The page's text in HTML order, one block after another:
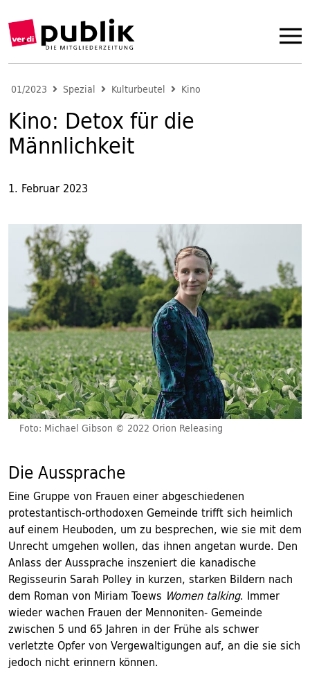
01/2023 Spezial Kulturbeutel Kino
Kino: Detox für die
Männlichkeit
1. Februar 2023
Foto: Michael Gibson © 2022 Orion Releasing
Die Aussprache
Eine Gruppe von Frauen einer abgeschiedenen
protestantisch-orthodoxen Gemeinde trifft sich heimlich
auf einem Heuboden, um zu besprechen, wie sie mit dem
Unrecht umgehen wollen, das ihnen angetan wurde. Den
Anlass der Aussprache inszeniert die kanadische
Regisseurin Sarah Polley in kurzen, starken Bildern nach
dem Roman von Miriam Toews Women talking. Immer
wieder wachen Frauen der Mennoniten- Gemeinde
zwischen 5 und 65 Jahren in der Frühe als schwer
verletzte Opfer von Vergewaltigungen auf, an die sie sich
jedoch nicht erinnern können.